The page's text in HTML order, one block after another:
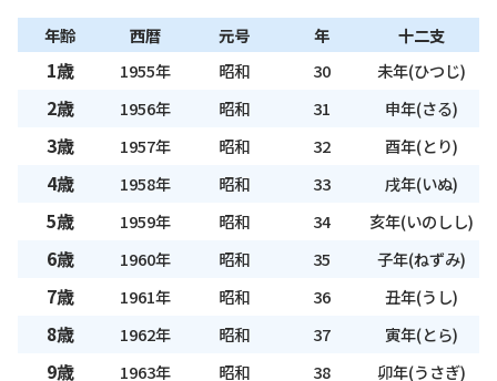
年齢 西暦 元号 年 十二支
1歳 1955年 昭和 30 未年(ひつじ)
2歳 1956年 昭和 31 申年(さる)
3歳 1957年 昭和 32 酉年(とり)
4歳 1958年 昭和 33 戌年(いぬ)
5歳 1959年 昭和 34 亥年(いのしし)
6歳 1960年 昭和 35 子年(ねずみ)
7歳 1961年 昭和 36 丑年(うし)
8歳 1962年 昭和 37 寅年(とら)
9歳 1963年 昭和 38 卯年(うさぎ)